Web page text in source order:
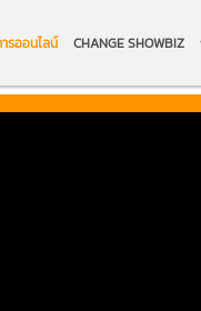
รออนไลน์ CHANGE SHOWBIZ